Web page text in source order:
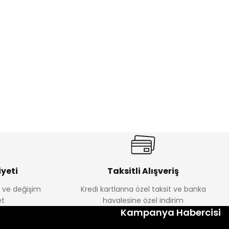
Melra Kız Çocuk Kot Pantolon
%22
Koren Kız Çocuk ve Bebek Tayt
ve değişim
Taksitli Alışveriş
Kredi kartlarına özel taksit ve banka
havalesine özel indirim
Kampanya Habercisi